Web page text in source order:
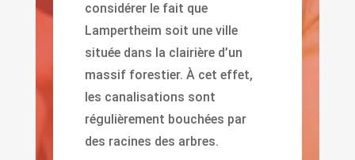
considérer le fait que
Lampertheim soit une ville
située dans la clairière d’un
massif forestier. À cet effet,
les canalisations sont
régulièrement bouchées par
des racines des arbres.